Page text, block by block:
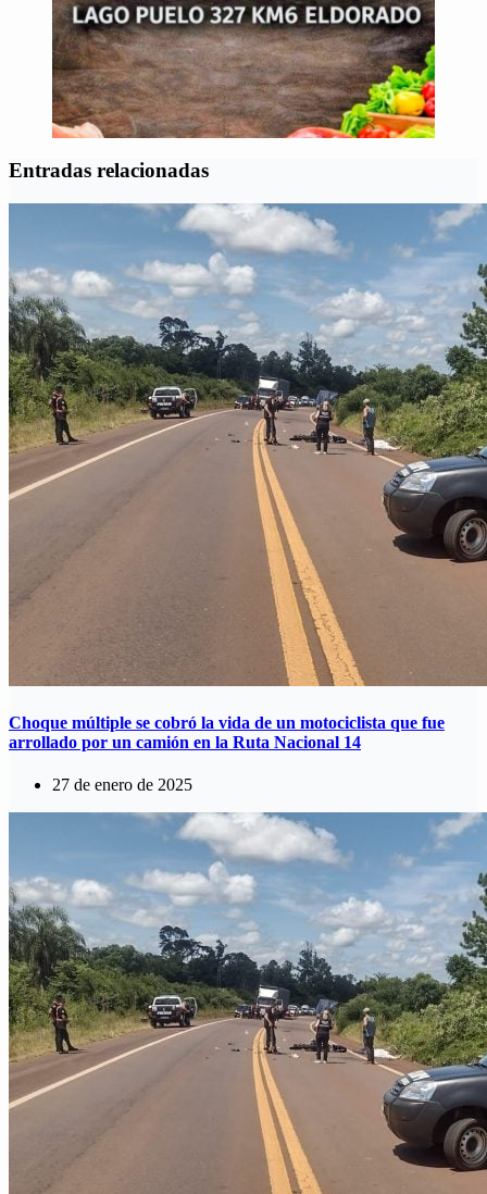
Entradas relacionadas
Choque múltiple se cobró la vida de un motociclista que fue
arrollado por un camión en la Ruta Nacional 14
27 de enero de 2025